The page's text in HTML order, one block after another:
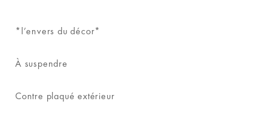
*l’envers du décor*
À suspendre
Contre plaqué extérieur